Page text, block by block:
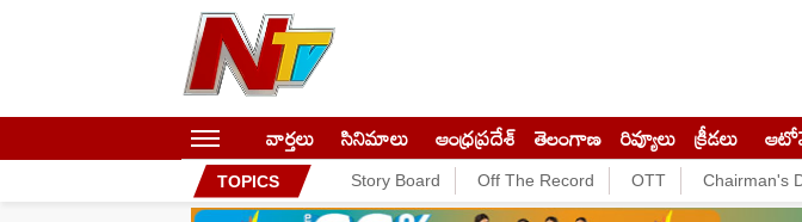
వార్తలు సినిమాలు ఆంధ్రప్రదేశ్ తెలంగాణ రివ్యూలు క్రీడలు
TOPICS Story Board Off The Record OTT Chairman's